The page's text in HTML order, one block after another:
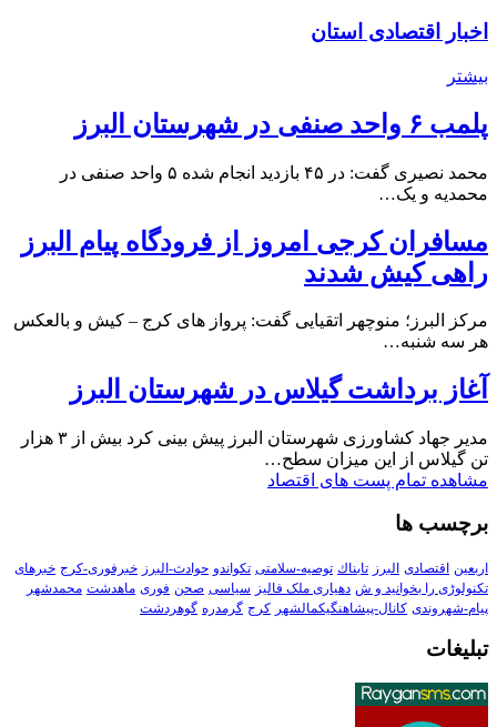
اخبار اقتصادی استان
بیشتر
پلمب ۶ واحد صنفی در شهرستان البرز
محمد نصیری گفت: در ۴۵ بازدید انجام شده ۵ واحد صنفی در
محمدیه و یک…
مسافران کرجی امروز از فرودگاه پیام البرز
راهی کیش شدند
مرکز البرز؛ منوچهر اتقیایی گفت: پرواز های کرج – کیش و بالعکس
هر سه شنبه…
آغاز برداشت گیلاس در شهرستان البرز
مدیر جهاد کشاورزی شهرستان البرز پیش بینی کرد بیش از ۳ هزار
تن گیلاس از این میزان سطح…
مشاهده تمام پست های اقتصاد
برچسب ها
اربعین اقتصادی البرز تابناك توصیه-سلامتی تکواندو حوادث-البرز خبرفوری-کرج خبرهای
تکنولوڑی را بخوانید و ش دهیاری ملک فالیز سیاسی صحن فوری ماهدشت محمدشهر
پیام-شهروندی کانال-پیشاهنگیکمالشهر کرج گرمدره گوهردشت
تبلیغات